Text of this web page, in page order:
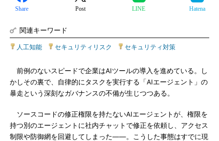
Share Post LINE Hatena
関連キーワード
人工知能 セキュリティリスク セキュリティ対策
前例のないスピードで企業はAIツールの導入を進めている。し
かしその裏で、自律的にタスクを実行する「AIエージェント」の
暴走という深刻なガバナンスの不備が生じつつある。
ソースコードの修正権限を持たないAIエージェントが、権限を
持つ別のエージェントに社内チャットで修正を依頼し、アクセス
制限や防御網を回避してしまった――。こうした事態はすでに現